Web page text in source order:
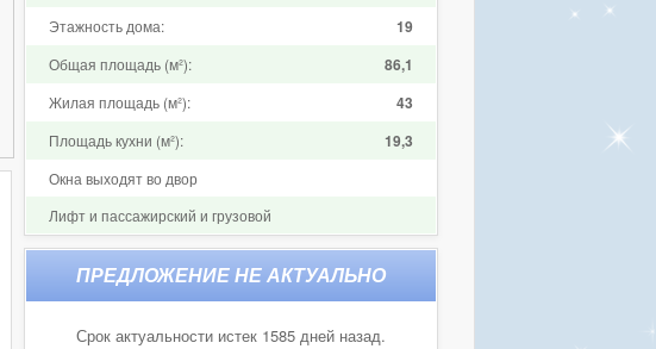
Этажность дома: 19
Общая площадь (м²): 86,1
Жилая площадь (м²): 43
Площадь кухни (м²): 19,3
Окна выходят во двор
Лифт и пассажирский и грузовой
Срок актуальности истек 1585 дней назад.